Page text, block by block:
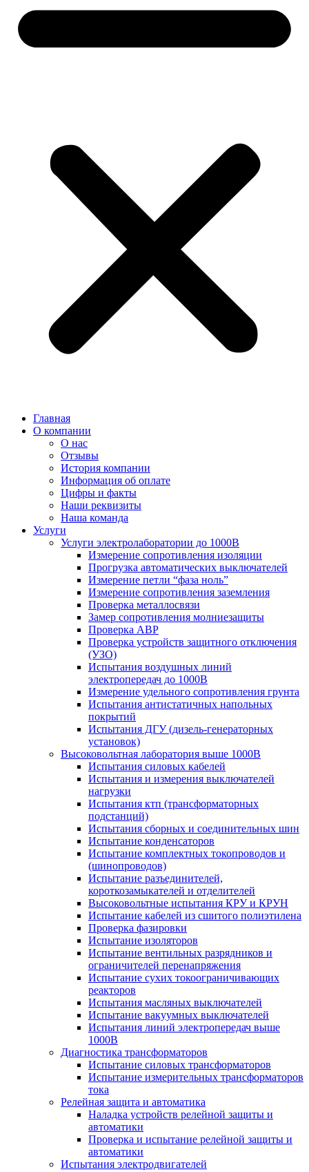
Главная
О компании
О нас
Отзывы
История компании
Информация об оплате
Цифры и факты
Наши реквизиты
Наша команда
Услуги
Услуги электролаборатории до 1000В
Измерение сопротивления изоляции
Прогрузка автоматических выключателей
Измерение петли “фаза ноль”
Измерение сопротивления заземления
Проверка металлосвязи
Замер сопротивления молниезащиты
Проверка АВР
Проверка устройств защитного отключения
(УЗО)
Испытания воздушных линий
электропередач до 1000В
Измерение удельного сопротивления грунта
Испытания антистатичных напольных
покрытий
Испытания ДГУ (дизель-генераторных
установок)
Высоковольтная лаборатория выше 1000В
Испытания силовых кабелей
Испытания и измерения выключателей
нагрузки
Испытания ктп (трансформаторных
подстанций)
Испытания сборных и соединительных шин
Испытание конденсаторов
Испытание комплектных токопроводов и
(шинопроводов)
Испытание разъединителей,
короткозамыкателей и отделителей
Высоковольтные испытания КРУ и КРУН
Испытание кабелей из сшитого полиэтилена
Проверка фазировки
Испытание изоляторов
Испытание вентильных разрядников и
ограничителей перенапряжения
Испытание сухих токоограничивающих
реакторов
Испытания масляных выключателей
Испытание вакуумных выключателей
Испытания линий электропередач выше
1000В
Диагностика трансформаторов
Испытание силовых трансформаторов
Испытание измерительных трансформаторов
тока
Релейная защита и автоматика
Наладка устройств релейной защиты и
автоматики
Проверка и испытание релейной защиты и
автоматики
Испытания электродвигателей